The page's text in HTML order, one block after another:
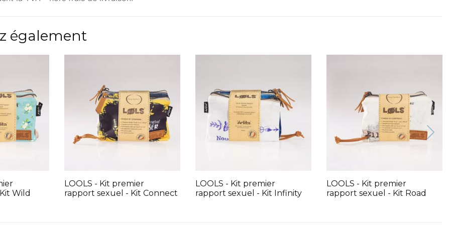
également
Wild
LOOLS - Kit premier
rapport sexuel - Kit Connect
LOOLS - Kit premier
rapport sexuel - Kit Infinity
LOOLS - Kit premier
rapport sexuel - Kit Road